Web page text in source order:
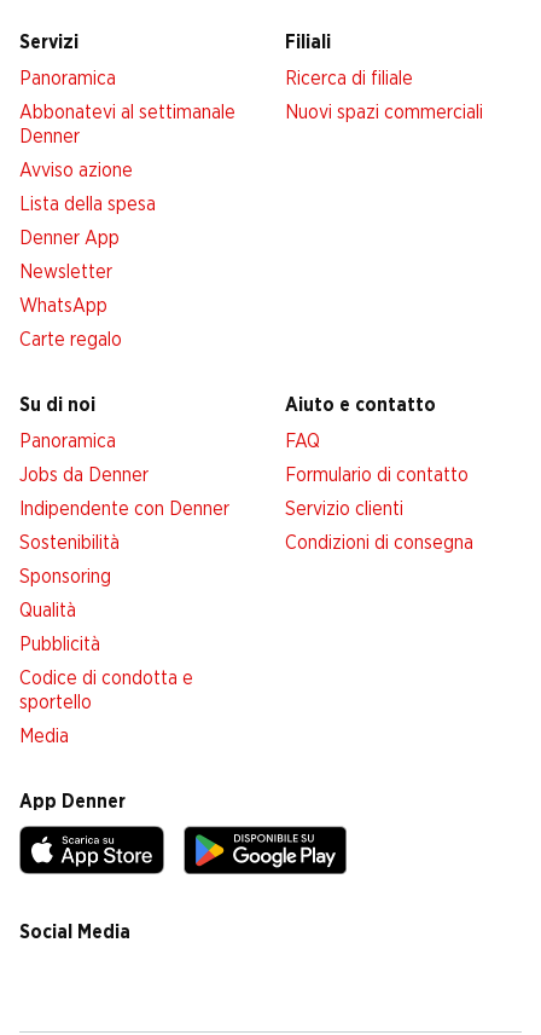
Servizi
Panoramica
Abbonatevi al settimanale
Denner
Avviso azione
Lista della spesa
Denner App
Newsletter
WhatsApp
Carte regalo
Filiali
Ricerca di filiale
Nuovi spazi commerciali
Su di noi
Panoramica
Jobs da Denner
Indipendente con Denner
Sostenibilità
Sponsoring
Qualità
Pubblicità
Codice di condotta e
sportello
Media
Aiuto e contatto
FAQ
Formulario di contatto
Servizio clienti
Condizioni di consegna
App Denner
Social Media